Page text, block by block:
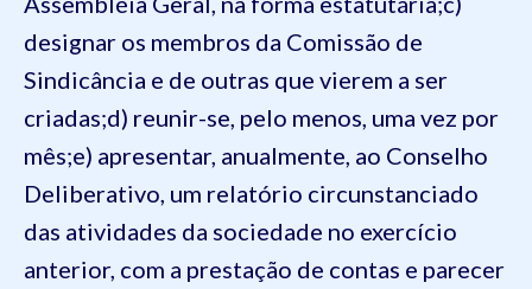
designar os membros da Comissão de
Sindicância e de outras que vierem a ser
criadas;d) reunir-se, pelo menos, uma vez por
mês;e) apresentar, anualmente, ao Conselho
Deliberativo, um relatório circunstanciado
das atividades da sociedade no exercício
anterior, com a prestação de contas e parecer